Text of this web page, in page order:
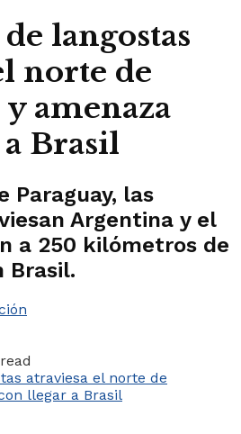
langostas
norte de
amenaza
Brasil
Paraguay, las
Argentina y el
a 250 kilómetros de
Brasil.